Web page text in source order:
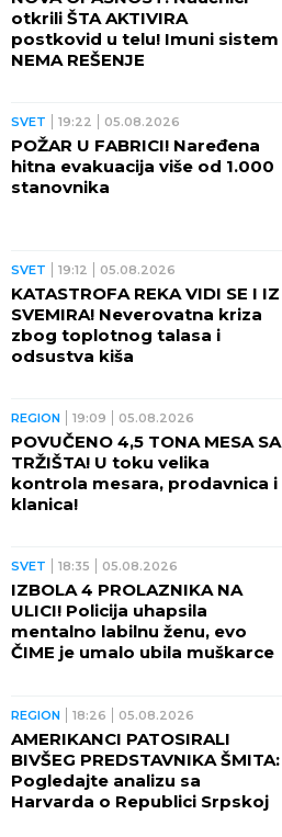
otkrili ŠTA AKTIVIRA
postkovid u telu! Imuni sistem
NEMA REŠENJE
SVET 19:22 05.08.2026
POŽAR U FABRICI! Naređena
hitna evakuacija više od 1.000
stanovnika
SVET 19:12 05.08.2026
KATASTROFA REKA VIDI SE I IZ
SVEMIRA! Neverovatna kriza
zbog toplotnog talasa i
odsustva kiša
REGION 19:09 05.08.2026
POVUČENO 4,5 TONA MESA SA
TRŽIŠTA! U toku velika
kontrola mesara, prodavnica i
klanica!
SVET 18:35 05.08.2026
IZBOLA 4 PROLAZNIKA NA
ULICI! Policija uhapsila
mentalno labilnu ženu, evo
ČIME je umalo ubila muškarce
REGION 18:26 05.08.2026
AMERIKANCI PATOSIRALI
BIVŠEG PREDSTAVNIKA ŠMITA:
Pogledajte analizu sa
Harvarda o Republici Srpskoj